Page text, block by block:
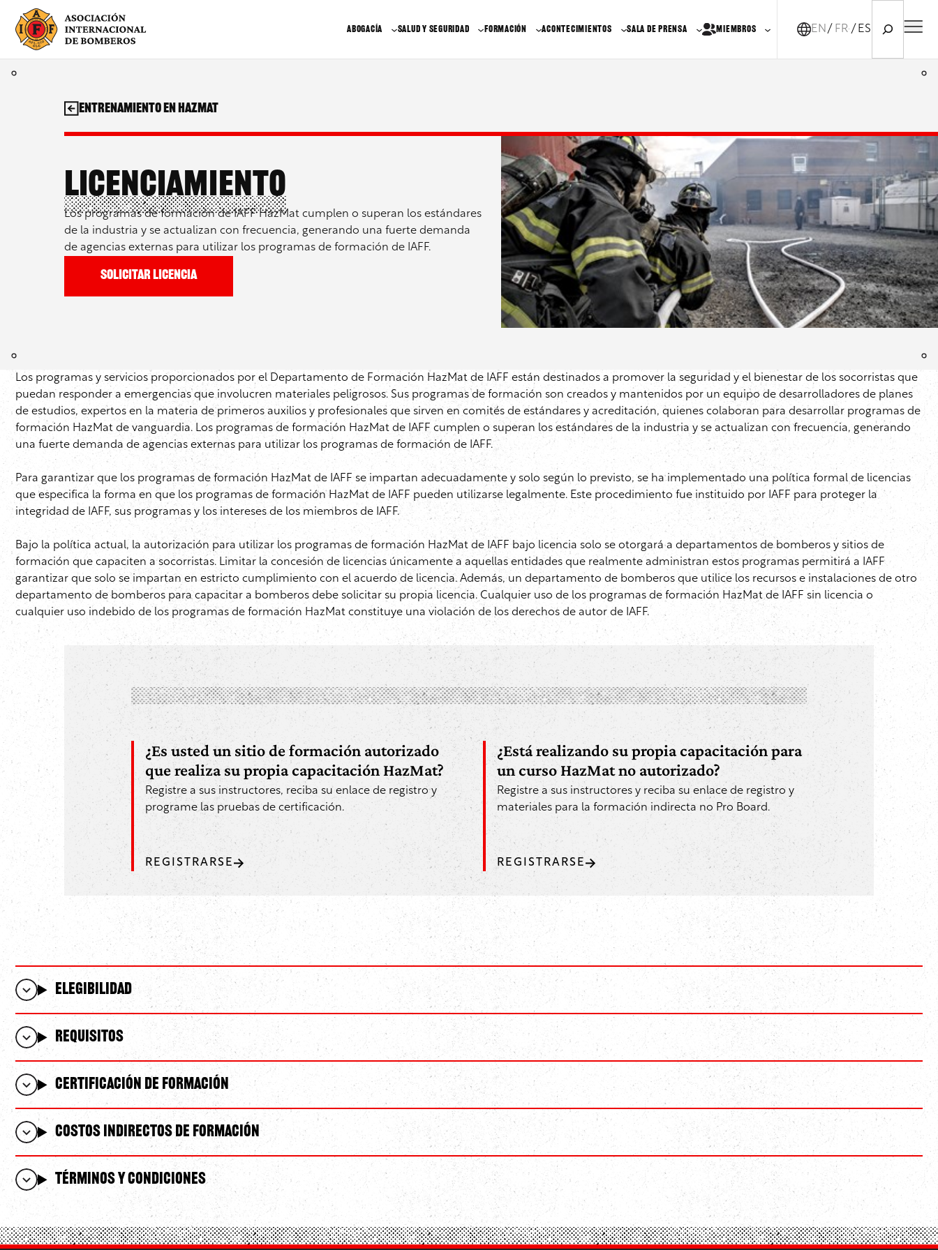
contenido
ABOGACÍA SALUD Y SEGURIDAD FORMACIÓN ACONTECIMIENTOS SALA DE PRENSA MIEMBROS EN FR-CA
ES
Licenciamiento
Los programas de formación de IAFF HazMat cumplen o superan los estándares
de la industria y se actualizan con frecuencia, generando una fuerte demanda
de agencias externas para utilizar los programas de formación de IAFF.
Solicitar licencia
Entrenamiento en HazMat
Los programas y servicios proporcionados por el Departamento de Formación HazMat de IAFF están destinados a promover la seguridad y el bienestar de los socorristas que
puedan responder a emergencias que involucren materiales peligrosos. Sus programas de formación son creados y mantenidos por un equipo de desarrolladores de planes
de estudios, expertos en la materia de primeros auxilios y profesionales que sirven en comités de estándares y acreditación, quienes colaboran para desarrollar programas de
formación HazMat de vanguardia. Los programas de formación HazMat de IAFF cumplen o superan los estándares de la industria y se actualizan con frecuencia, generando
una fuerte demanda de agencias externas para utilizar los programas de formación de IAFF.
Para garantizar que los programas de formación HazMat de IAFF se impartan adecuadamente y solo según lo previsto, se ha implementado una política formal de licencias
que especifica la forma en que los programas de formación HazMat de IAFF pueden utilizarse legalmente. Este procedimiento fue instituido por IAFF para proteger la
integridad de IAFF, sus programas y los intereses de los miembros de IAFF.
Bajo la política actual, la autorización para utilizar los programas de formación HazMat de IAFF bajo licencia solo se otorgará a departamentos de bomberos y sitios de
formación que capaciten a socorristas. Limitar la concesión de licencias únicamente a aquellas entidades que realmente administran estos programas permitirá a IAFF
garantizar que solo se impartan en estricto cumplimiento con el acuerdo de licencia. Además, un departamento de bomberos que utilice los recursos e instalaciones de otro
departamento de bomberos para capacitar a bomberos debe solicitar su propia licencia. Cualquier uso de los programas de formación HazMat de IAFF sin licencia o
cualquier uso indebido de los programas de formación HazMat constituye una violación de los derechos de autor de IAFF.
¿Es usted un sitio de formación autorizado
que realiza su propia capacitación HazMat?
Registre a sus instructores, reciba su enlace de registro y
programe las pruebas de certificación.
REGISTRARSE
¿Está realizando su propia capacitación para
un curso HazMat no autorizado?
Registre a sus instructores y reciba su enlace de registro y
materiales para la formación indirecta no Pro Board.
REGISTRARSE
Elegibilidad
Requisitos
Certificación de formación
Costos indirectos de formación
Términos y condiciones